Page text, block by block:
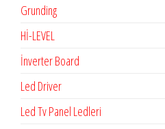
Grunding
Hİ-LEVEL
İnverter Board
Led Driver
Led Tv Panel Ledleri